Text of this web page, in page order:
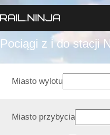
Pociągi z i do stacji
Miasto wylotu
Miasto przybycia